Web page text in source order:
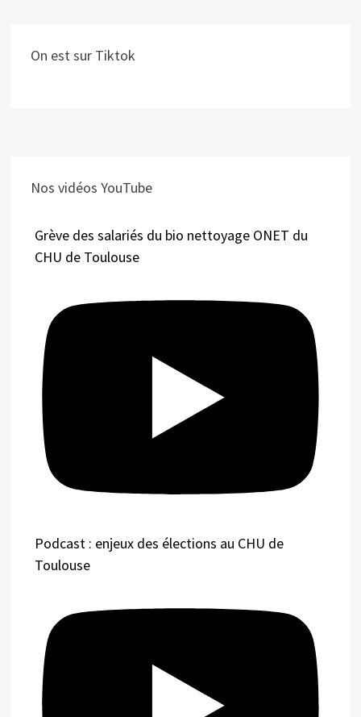
On est sur Tiktok
Nos vidéos YouTube
Grève des salariés du bio nettoyage ONET du
CHU de Toulouse
Podcast : enjeux des élections au CHU de
Toulouse